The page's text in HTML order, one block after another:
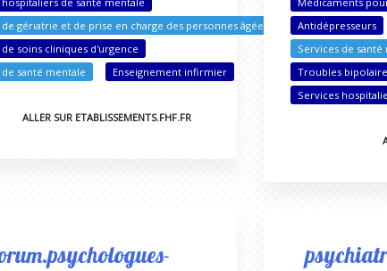
gériatrie et de prise en charge des personnes âgées
de soins cliniques d'urgence
santé mentale
Enseignement infirmier
ALLER SUR ETABLISSEMENTS.FHF.FR
Antidépresseurs
Services de santé
Troubles
Services